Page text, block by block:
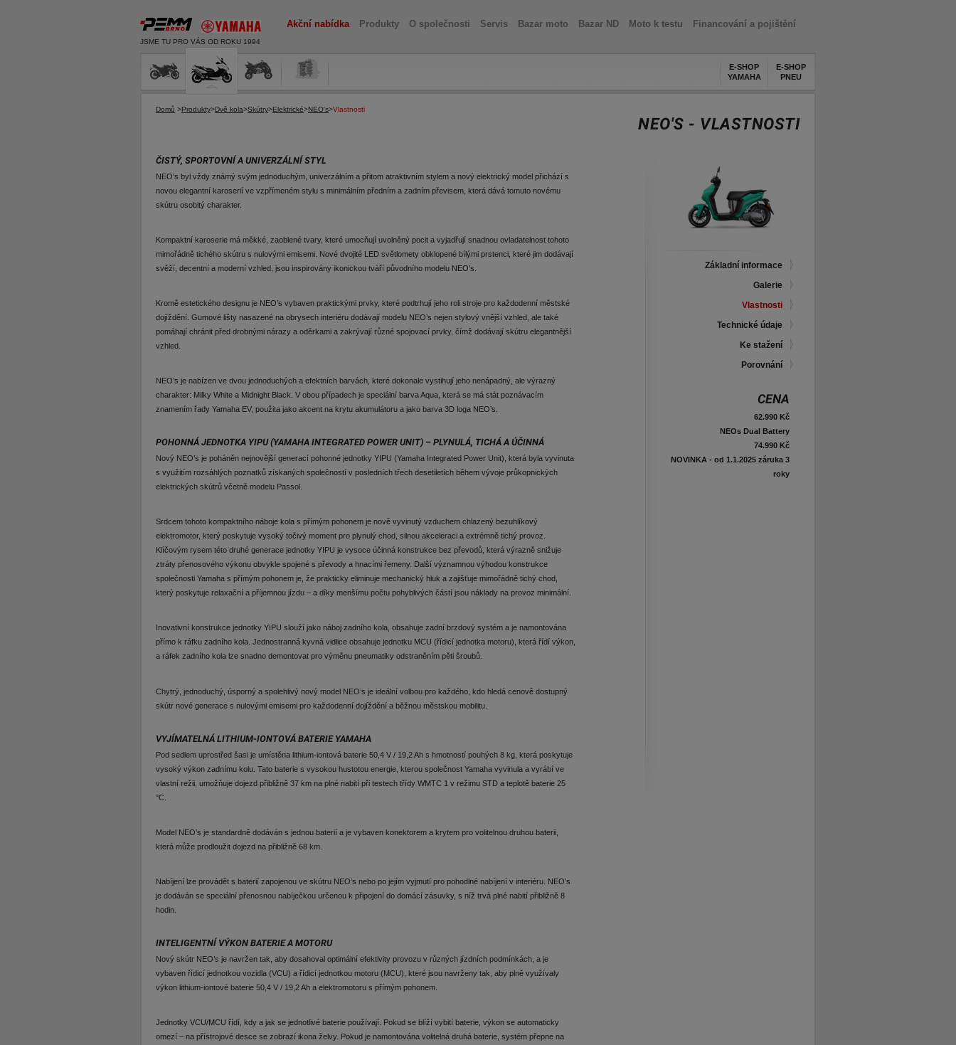
JSME TU PRO VÁS OD ROKU 1994
Akční nabídka Produkty O společnosti Servis Bazar moto Bazar ND Moto k testu Financování a pojištění
E-SHOP
YAMAHA
E-SHOP
PNEU
Domů >Produkty>Dvě kola>Skútry>Elektrické>NEO's>Vlastnosti
NEO'S - VLASTNOSTI
ČISTÝ, SPORTOVNÍ A UNIVERZÁLNÍ STYL
NEO’s byl vždy známý svým jednoduchým, univerzálním a přitom atraktivním stylem a nový elektrický model přichází s
novou elegantní karoserií ve vzpřímeném stylu s minimálním předním a zadním převisem, která dává tomuto novému
skútru osobitý charakter.
Kompaktní karoserie má měkké, zaoblené tvary, které umocňují uvolněný pocit a vyjadřují snadnou ovladatelnost tohoto
mimořádně tichého skútru s nulovými emisemi. Nové dvojité LED světlomety obklopené bílými prstenci, které jim dodávají
svěží, decentní a moderní vzhled, jsou inspirovány ikonickou tváří původního modelu NEO’s.
Kromě estetického designu je NEO’s vybaven praktickými prvky, které podtrhují jeho roli stroje pro každodenní městské
dojíždění. Gumové lišty nasazené na obrysech interiéru dodávají modelu NEO’s nejen stylový vnější vzhled, ale také
pomáhají chránit před drobnými nárazy a oděrkami a zakrývají různé spojovací prvky, čímž dodávají skútru elegantnější
vzhled.
NEO’s je nabízen ve dvou jednoduchých a efektních barvách, které dokonale vystihují jeho nenápadný, ale výrazný
charakter: Milky White a Midnight Black. V obou případech je speciální barva Aqua, která se má stát poznávacím
znamením řady Yamaha EV, použita jako akcent na krytu akumulátoru a jako barva 3D loga NEO’s.
POHONNÁ JEDNOTKA YIPU (YAMAHA INTEGRATED POWER UNIT) – PLYNULÁ, TICHÁ A ÚČINNÁ
Nový NEO’s je poháněn nejnovější generací pohonné jednotky YIPU (Yamaha Integrated Power Unit), která byla vyvinuta
s využitím rozsáhlých poznatků získaných společností v posledních třech desetiletích během vývoje průkopnických
elektrických skútrů včetně modelu Passol.
Srdcem tohoto kompaktního náboje kola s přímým pohonem je nově vyvinutý vzduchem chlazený bezuhlíkový
elektromotor, který poskytuje vysoký točivý moment pro plynulý chod, silnou akceleraci a extrémně tichý provoz.
Klíčovým rysem této druhé generace jednotky YIPU je vysoce účinná konstrukce bez převodů, která výrazně snižuje
ztráty přenosového výkonu obvykle spojené s převody a hnacími řemeny. Další významnou výhodou konstrukce
společnosti Yamaha s přímým pohonem je, že prakticky eliminuje mechanický hluk a zajišťuje mimořádně tichý chod,
který poskytuje relaxační a příjemnou jízdu – a díky menšímu počtu pohyblivých částí jsou náklady na provoz minimální.
Inovativní konstrukce jednotky YIPU slouží jako náboj zadního kola, obsahuje zadní brzdový systém a je namontována
přímo k ráfku zadního kola. Jednostranná kyvná vidlice obsahuje jednotku MCU (řídicí jednotka motoru), která řídí výkon,
a ráfek zadního kola lze snadno demontovat pro výměnu pneumatiky odstraněním pěti šroubů.
Chytrý, jednoduchý, úsporný a spolehlivý nový model NEO’s je ideální volbou pro každého, kdo hledá cenově dostupný
skútr nové generace s nulovými emisemi pro každodenní dojíždění a běžnou městskou mobilitu.
VYJÍMATELNÁ LITHIUM-IONTOVÁ BATERIE YAMAHA
Pod sedlem uprostřed šasi je umístěna lithium-iontová baterie 50,4 V / 19,2 Ah s hmotností pouhých 8 kg, která poskytuje
vysoký výkon zadnímu kolu. Tato baterie s vysokou hustotou energie, kterou společnost Yamaha vyvinula a vyrábí ve
vlastní režii, umožňuje dojezd přibližně 37 km na plné nabití při testech třídy WMTC 1 v režimu STD a teplotě baterie 25
°C.
Model NEO’s je standardně dodáván s jednou baterií a je vybaven konektorem a krytem pro volitelnou druhou baterii,
která může prodloužit dojezd na přibližně 68 km.
Nabíjení lze provádět s baterií zapojenou ve skútru NEO’s nebo po jejím vyjmutí pro pohodlné nabíjení v interiéru. NEO’s
je dodáván se speciální přenosnou nabíječkou určenou k připojení do domácí zásuvky, s níž trvá plné nabití přibližně 8
hodin.
INTELIGENTNÍ VÝKON BATERIE A MOTORU
Nový skútr NEO’s je navržen tak, aby dosahoval optimální efektivity provozu v různých jízdních podmínkách, a je
vybaven řídicí jednotkou vozidla (VCU) a řídicí jednotkou motoru (MCU), které jsou navrženy tak, aby plně využívaly
výkon lithium-iontové baterie 50,4 V / 19,2 Ah a elektromotoru s přímým pohonem.
Jednotky VCU/MCU řídí, kdy a jak se jednotlivé baterie používají. Pokud se blíží vybití baterie, výkon se automaticky
omezí – na přístrojové desce se zobrazí ikona želvy. Pokud je namontována volitelná druhá baterie, systém přepne na
Základní informace
Galerie
Vlastnosti
Technické údaje
Ke stažení
Porovnání
CENA
62.990 Kč
NEOs Dual Battery
74.990 Kč
NOVINKA - od 1.1.2025 záruka 3
roky